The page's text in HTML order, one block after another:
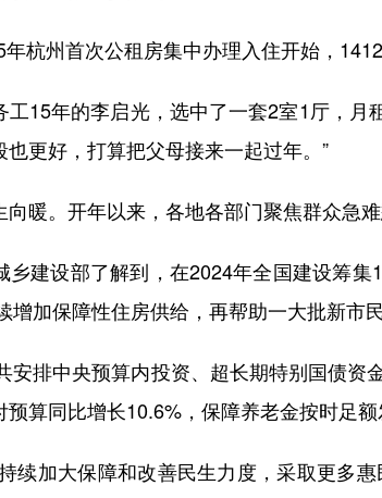
州首次公租房集中办理入住开始，1412
年的李启光，选中了一套2室1厅，月
也更好，打算把父母接来一起过年。”
。开年以来，各地各部门聚焦群众急难
设部了解到，在2024年全国建设筹集
增加保障性住房供给，再帮助一大批新市
中央预算内投资、超长期特别国债资
算同比增长10.6%，保障养老金按时足额
加大保障和改善民生力度，采取更多惠